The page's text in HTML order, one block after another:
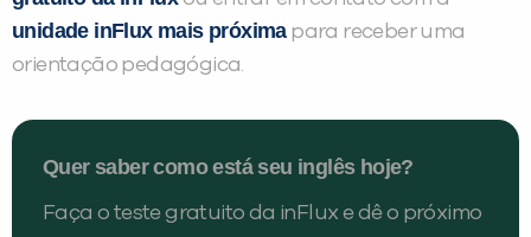
unidade inFlux mais próximapara receber uma
orientação pedagógica.
Quer saber como está seu inglês hoje?
Faça o teste gratuito da inFlux e dê o próximo